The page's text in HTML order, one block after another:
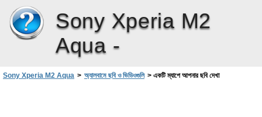
Sony Xperia M2
Aqua -
Sony Xperia M2 Aqua > অ্যালবামে ছবি ও ভিডিওগুলি > একটি ম্যাপে আপনার ছবি দেখা